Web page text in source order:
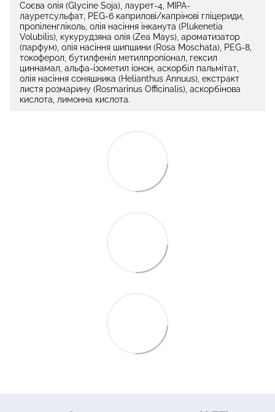
Соєва олія (Glycine Soja), лаурет-4, MIPA-
лауретсульфат, PEG-6 каприлові/капрінові гліцериди,
пропіленгліколь, олія насіння інканута (Plukenetia
Volubilis), кукурудзяна олія (Zea Mays), ароматизатор
(парфум), олія насіння шипшини (Rosa Moschata), PEG-8,
токоферол, бутилфеніл метилпропіонал, гексил
циннамал, альфа-ізометил іонон, аскорбіл пальмітат,
олія насіння соняшника (Helianthus Annuus), екстракт
листя розмарину (Rosmarinus Officinalis), аскорбінова
кислота, лимонна кислота.